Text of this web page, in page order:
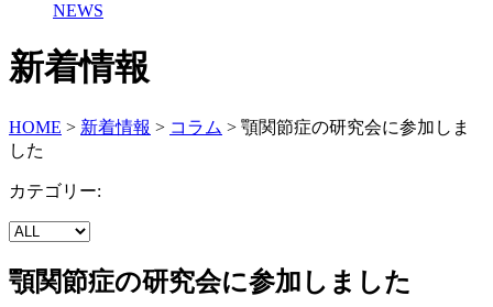
NEWS
新着情報
HOME > 新着情報 > コラム > 顎関節症の研究会に参加しま
した
カテゴリー:
顎関節症の研究会に参加しました